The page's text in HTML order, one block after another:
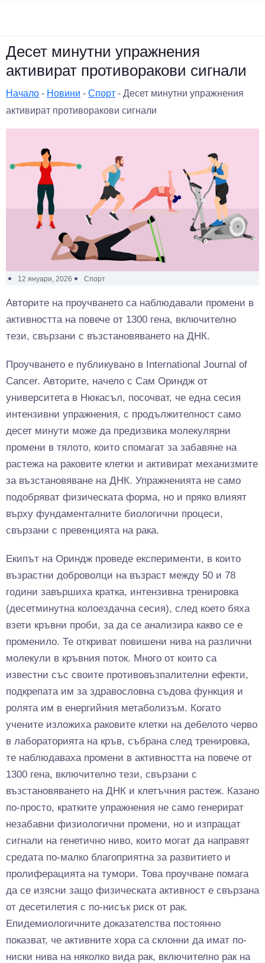
Десет минутни упражнения
активират противоракови сигнали
Начало - Новини - Спорт - Десет минутни упражнения
активират противоракови сигнали
12 януари, 2026 Спорт
Авторите на проучването са наблюдавали промени в
активността на повече от 1300 гена, включително
тези, свързани с възстановяването на ДНК.
Проучването е публикувано в International Journal of
Cancer. Авторите, начело с Сам Ориндж от
университета в Нюкасъл, посочват, че една сесия
интензивни упражнения, с продължителност само
десет минути може да предизвика молекулярни
промени в тялото, които спомагат за забавяне на
растежа на раковите клетки и активират механизмите
за възстановяване на ДНК. Упражненията не само
подобряват физическата форма, но и пряко влияят
върху фундаменталните биологични процеси,
свързани с превенцията на рака.
Екипът на Ориндж проведе експерименти, в които
възрастни доброволци на възраст между 50 и 78
години завършиха кратка, интензивна тренировка
(десетминутна колоездачна сесия), след което бяха
взети кръвни проби, за да се анализира какво се е
променило. Те откриват повишени нива на различни
молекули в кръвния поток. Много от които са
известни със своите противовъзпалителни ефекти,
подкрепата им за здравословна съдова функция и
ролята им в енергийния метаболизъм. Когато
учените изложиха раковите клетки на дебелото черво
в лабораторията на кръв, събрана след тренировка,
те наблюдаваха промени в активността на повече от
1300 гена, включително тези, свързани с
възстановяването на ДНК и клетъчния растеж. Казано
по-просто, кратките упражнения не само генерират
незабавни физиологични промени, но и изпращат
сигнали на генетично ниво, които могат да направят
средата по-малко благоприятна за развитието и
пролиферацията на тумори. Това проучване помага
да се изясни защо физическата активност е свързана
от десетилетия с по-нисък риск от рак.
Епидемиологичните доказателства постоянно
показват, че активните хора са склонни да имат по-
ниски нива на няколко вида рак, включително рак на